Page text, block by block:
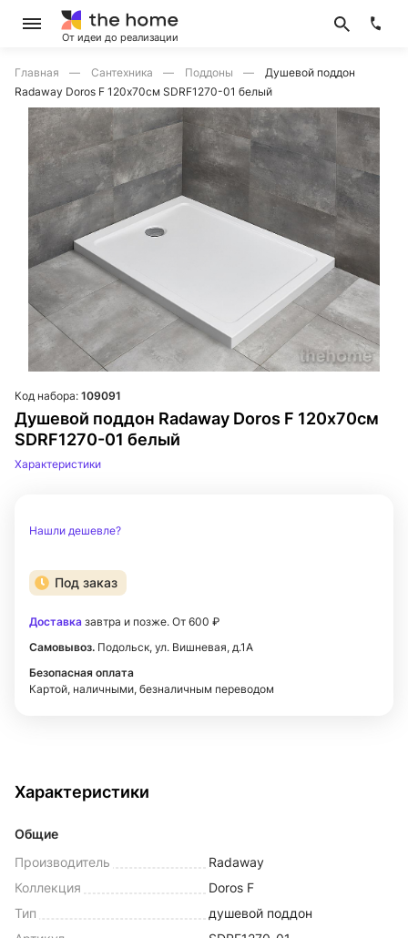
От идеи до реализации
Главная Сантехника Поддоны
Душевой поддон
Radaway Doros F 120х70см SDRF1270-01 белый
Душевой поддон Radaway Doros F 120х70см
SDRF1270-01 белый
Код набора: 109091
Характеристики
Нашли дешевле?
Под заказ
Доставка завтра и позже. От 600 ₽
Самовывоз. Подольск, ул. Вишневая, д.1А
Безопасная оплата
Картой, наличными, безналичным переводом
Характеристики
Общие
Производитель
Radaway
Коллекция
Doros F
Тип
душевой поддон